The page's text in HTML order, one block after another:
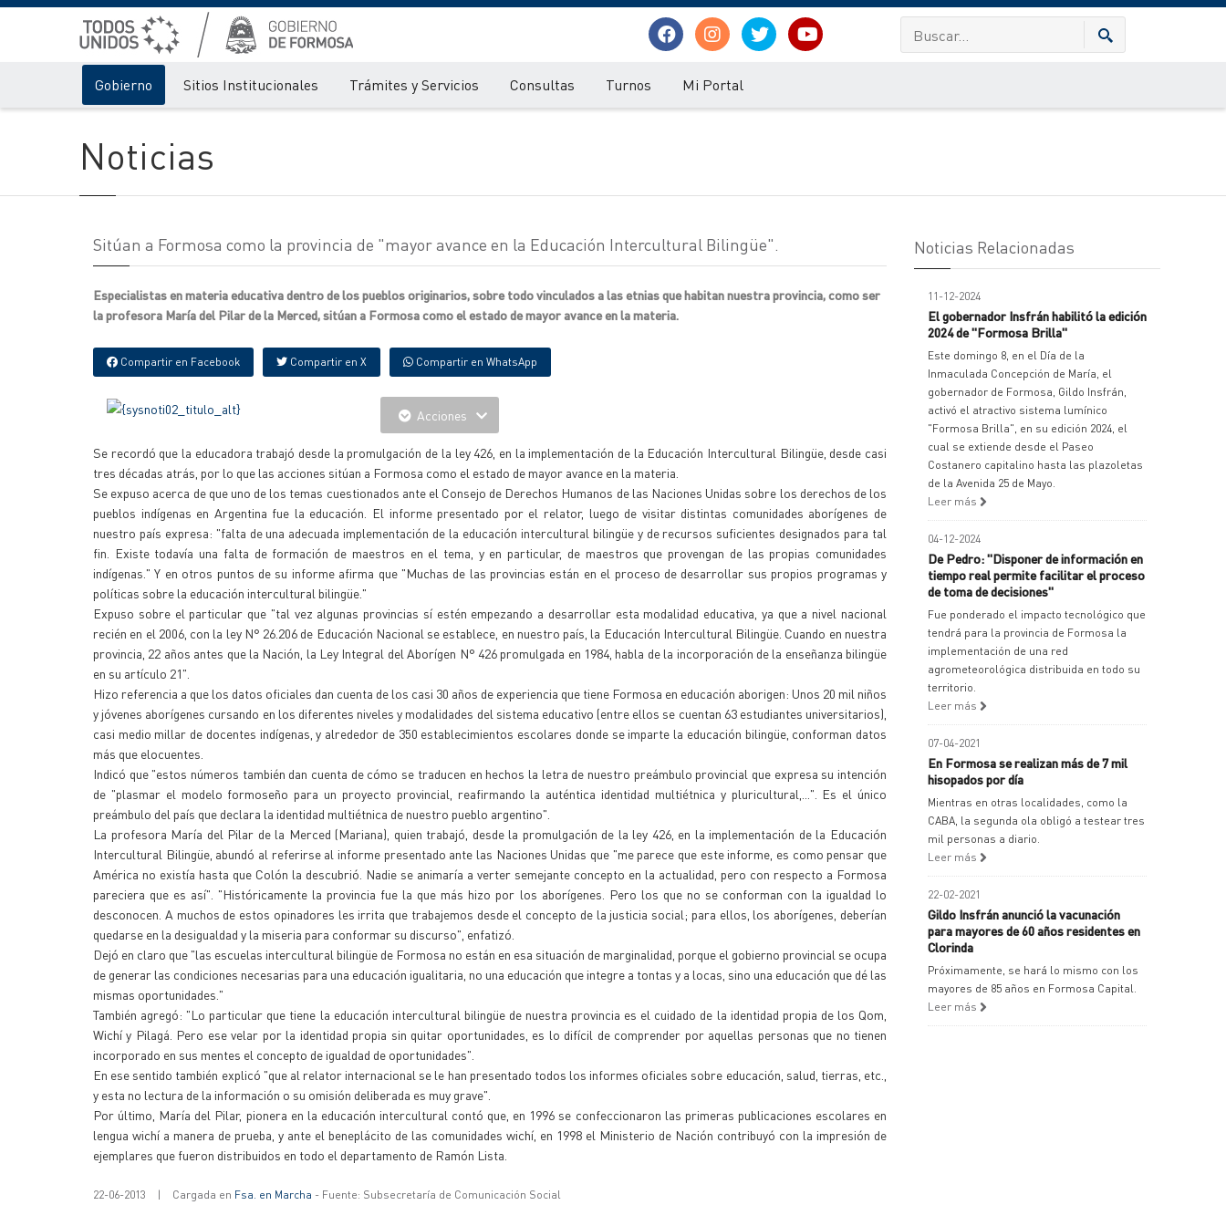
Gobierno Sitios Institucionales Trámites y Servicios Consultas Turnos Mi Portal
Noticias
Sitúan a Formosa como la provincia de "mayor avance en la Educación Intercultural Bilingüe".
Especialistas en materia educativa dentro de los pueblos originarios, sobre todo vinculados a las etnias que habitan nuestra provincia, como ser
la profesora María del Pilar de la Merced, sitúan a Formosa como el estado de mayor avance en la materia.
Compartir en Facebook Compartir en X Compartir en WhatsApp
Acciones
Se recordó que la educadora trabajó desde la promulgación de la ley 426, en la implementación de la Educación Intercultural Bilingüe, desde casi
tres décadas atrás, por lo que las acciones sitúan a Formosa como el estado de mayor avance en la materia.
Se expuso acerca de que uno de los temas cuestionados ante el Consejo de Derechos Humanos de las Naciones Unidas sobre los derechos de los
pueblos indígenas en Argentina fue la educación. El informe presentado por el relator, luego de visitar distintas comunidades aborígenes de
nuestro país expresa: "falta de una adecuada implementación de la educación intercultural bilingüe y de recursos suficientes designados para tal
fin. Existe todavía una falta de formación de maestros en el tema, y en particular, de maestros que provengan de las propias comunidades
indígenas." Y en otros puntos de su informe afirma que "Muchas de las provincias están en el proceso de desarrollar sus propios programas y
políticas sobre la educación intercultural bilingüe."
Expuso sobre el particular que "tal vez algunas provincias sí estén empezando a desarrollar esta modalidad educativa, ya que a nivel nacional
recién en el 2006, con la ley N° 26.206 de Educación Nacional se establece, en nuestro país, la Educación Intercultural Bilingüe. Cuando en nuestra
provincia, 22 años antes que la Nación, la Ley Integral del Aborígen N° 426 promulgada en 1984, habla de la incorporación de la enseñanza bilingüe
en su artículo 21".
Hizo referencia a que los datos oficiales dan cuenta de los casi 30 años de experiencia que tiene Formosa en educación aborigen: Unos 20 mil niños
y jóvenes aborígenes cursando en los diferentes niveles y modalidades del sistema educativo (entre ellos se cuentan 63 estudiantes universitarios),
casi medio millar de docentes indígenas, y alrededor de 350 establecimientos escolares donde se imparte la educación bilingüe, conforman datos
más que elocuentes.
Indicó que "estos números también dan cuenta de cómo se traducen en hechos la letra de nuestro preámbulo provincial que expresa su intención
de "plasmar el modelo formoseño para un proyecto provincial, reafirmando la auténtica identidad multiétnica y pluricultural,...". Es el único
preámbulo del país que declara la identidad multiétnica de nuestro pueblo argentino".
La profesora María del Pilar de la Merced (Mariana), quien trabajó, desde la promulgación de la ley 426, en la implementación de la Educación
Intercultural Bilingüe, abundó al referirse al informe presentado ante las Naciones Unidas que "me parece que este informe, es como pensar que
América no existía hasta que Colón la descubrió. Nadie se animaría a verter semejante concepto en la actualidad, pero con respecto a Formosa
pareciera que es así". "Históricamente la provincia fue la que más hizo por los aborígenes. Pero los que no se conforman con la igualdad lo
desconocen. A muchos de estos opinadores les irrita que trabajemos desde el concepto de la justicia social; para ellos, los aborígenes, deberían
quedarse en la desigualdad y la miseria para conformar su discurso", enfatizó.
Dejó en claro que "las escuelas intercultural bilingüe de Formosa no están en esa situación de marginalidad, porque el gobierno provincial se ocupa
de generar las condiciones necesarias para una educación igualitaria, no una educación que integre a tontas y a locas, sino una educación que dé las
mismas oportunidades."
También agregó: "Lo particular que tiene la educación intercultural bilingüe de nuestra provincia es el cuidado de la identidad propia de los Qom,
Wichí y Pilagá. Pero ese velar por la identidad propia sin quitar oportunidades, es lo difícil de comprender por aquellas personas que no tienen
incorporado en sus mentes el concepto de igualdad de oportunidades".
En ese sentido también explicó "que al relator internacional se le han presentado todos los informes oficiales sobre educación, salud, tierras, etc.,
y esta no lectura de la información o su omisión deliberada es muy grave".
Por último, María del Pilar, pionera en la educación intercultural contó que, en 1996 se confeccionaron las primeras publicaciones escolares en
lengua wichí a manera de prueba, y ante el beneplácito de las comunidades wichí, en 1998 el Ministerio de Nación contribuyó con la impresión de
ejemplares que fueron distribuidos en todo el departamento de Ramón Lista.
22-06-2013 | Cargada en Fsa. en Marcha - Fuente: Subsecretaría de Comunicación Social
Noticias Relacionadas
11-12-2024
El gobernador Insfrán habilitó la edición
2024 de "Formosa Brilla"
Este domingo 8, en el Día de la
Inmaculada Concepción de María, el
gobernador de Formosa, Gildo Insfrán,
activó el atractivo sistema lumínico
"Formosa Brilla", en su edición 2024, el
cual se extiende desde el Paseo
Costanero capitalino hasta las plazoletas
de la Avenida 25 de Mayo.
Leer más
04-12-2024
De Pedro: "Disponer de información en
tiempo real permite facilitar el proceso
de toma de decisiones"
Fue ponderado el impacto tecnológico que
tendrá para la provincia de Formosa la
implementación de una red
agrometeorológica distribuida en todo su
territorio.
Leer más
07-04-2021
En Formosa se realizan más de 7 mil
hisopados por día
Mientras en otras localidades, como la
CABA, la segunda ola obligó a testear tres
mil personas a diario.
Leer más
22-02-2021
Gildo Insfrán anunció la vacunación
para mayores de 60 años residentes en
Clorinda
Próximamente, se hará lo mismo con los
mayores de 85 años en Formosa Capital.
Leer más